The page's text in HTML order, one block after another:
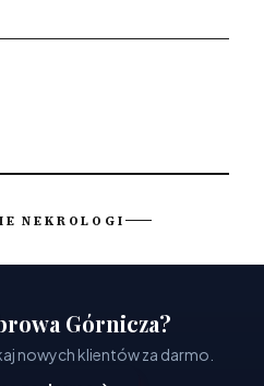
NEKROLOGI
Górnicza?
nowych klientów za darmo.